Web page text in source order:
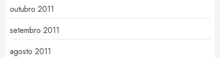
outubro 2011
setembro 2011
agosto 2011